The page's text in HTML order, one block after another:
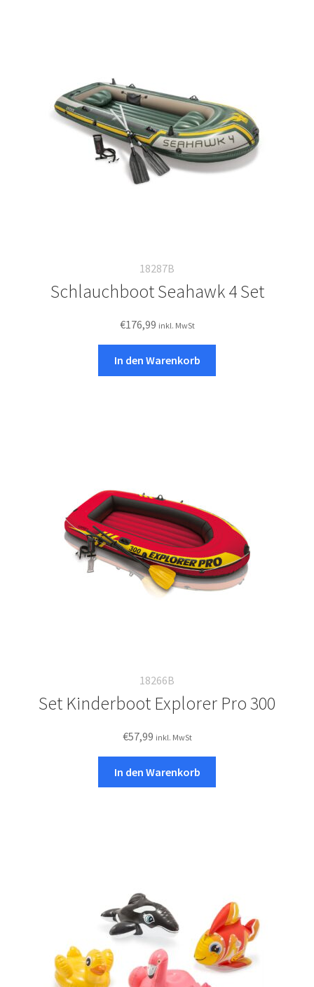
18287B
Schlauchboot Seahawk 4 Set
€176,99 inkl. MwSt
In den Warenkorb
18266B
Set Kinderboot Explorer Pro 300
€57,99 inkl. MwSt
In den Warenkorb